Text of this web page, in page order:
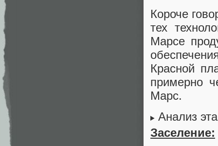
Короче
тех
Марсе
Красной
примерно
Марс.
Анализ
Заселение: